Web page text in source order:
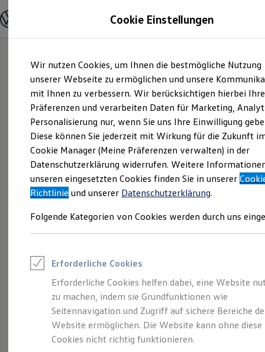
Hauptinhalt
springen
Footer
springen
Modelle und Konfigurator
Modelle vergleichen
Elektroautos
ENERGY Sondermodelle
Nutzfahrzeuge
SUV und CUV
Familienautos
Kombis
Kompaktwagen
Sportwagen
Schnell verfügbare Fahrzeuge
Angebote und Produkte
Aktuelle Angebote
E-Auto-Förderung
Volkswagen Marktplatz
Junge Gebrauchtwagen und Gebrauchtwagen
Saisonangebote
Leasing
Leasing-Angebote
Gebrauchtwagen Leasing
Junge Gebrauchtwagen-Leasing
Elektroauto Leasing
Kleinwagen-Leasing
Leasing ohne Anzahlung
Abenteuer Leben. Der
Tiguan.
Cookie Einstellungen
Wir nutzen Cookies, um Ihnen die bestmögliche Nutzung
unserer Webseite zu ermöglichen und unsere
mit Ihnen zu verbessern. Wir berücksichtigen hierbei Ihre
Präferenzen und verarbeiten Daten für Marketing,
Personalisierung nur, wenn Sie uns Ihre Einwilligung
Diese können Sie jederzeit mit Wirkung für die Zukunft
Cookie Manager (Meine Präferenzen verwalten) in der
Datenschutzerklärung widerrufen. Weitere
unseren eingesetzten Cookies finden Sie in unserer
Richtlinie und unserer Datenschutzerklärung.
Folgende Kategorien von Cookies werden durch uns
Erforderliche Cookies
Erforderliche Cookies helfen dabei, eine Website
zu machen, indem sie Grundfunktionen wie
Seitennavigation und Zugriff auf sichere Bereiche
Website ermöglichen. Die Website kann ohne diese
Cookies nicht richtig funktionieren.